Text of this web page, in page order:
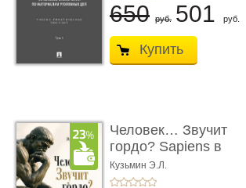
650 руб. 501 руб.
Купить
Человек… Звучит
гордо? Sapiens в
тенётах социума � ...
Кузьмин Э.Л.